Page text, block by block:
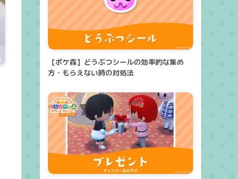
【ポケ森】どうぶつシールの効率的な集め
方・もらえない時の対処法